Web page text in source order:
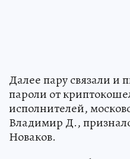
Далее пару связали и
пароли от
исполнителей,
Владимир Д.,
Новаков.